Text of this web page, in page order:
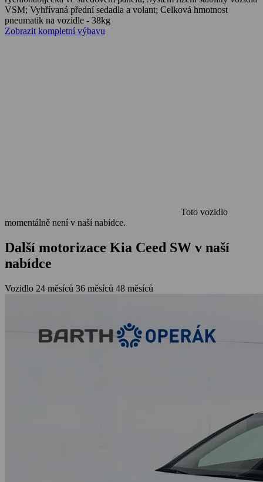
VSM; Vyhřívaná přední sedadla a volant; Celková hmotnost
pneumatik na vozidle - 38kg
Zobrazit kompletní výbavu
Toto vozidlo
momentálně není v naší nabídce.
Další motorizace Kia Ceed SW v naší
nabídce
Vozidlo 24 měsíců 36 měsíců 48 měsíců